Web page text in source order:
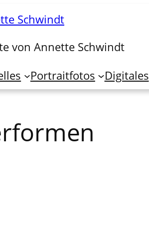
von Annette Schwindt
Portraitfotos Digitales